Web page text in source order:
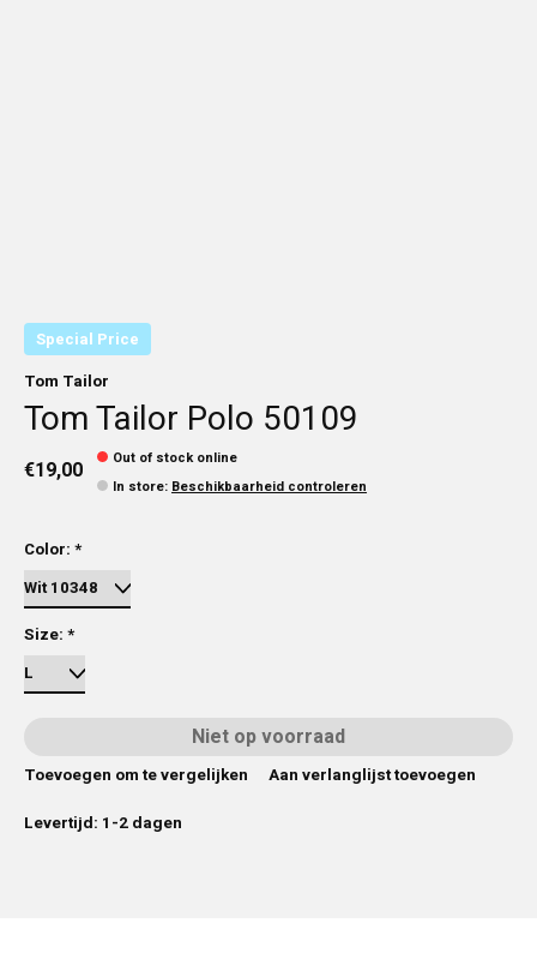
Special Price
Tom Tailor
Tom Tailor Polo 50109
€19,00
Out of stock online
In store: Beschikbaarheid controleren
Color: *
Size: *
Niet op voorraad
Toevoegen om te vergelijken
Aan verlanglijst toevoegen
Levertijd: 1-2 dagen